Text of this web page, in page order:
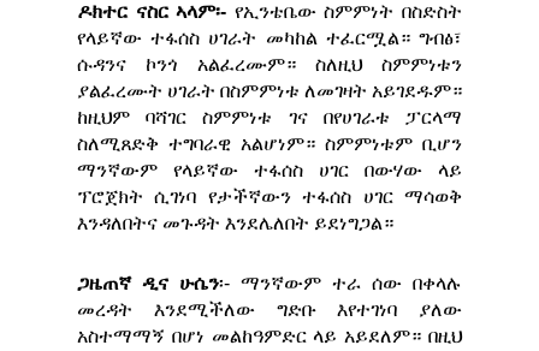
ዶክተር ናስር ኣላም፡- የኢንቴቤው ስምምነት በስድስት
የላይኛው ተፋሰስ ሀገራት መካከል ተፈርሟል። ግብፅ፣
ሱዳንና ኮንጎ አልፈረሙም። ስለዚህ ስምምነቱን
ያልፈረሙት ሀገራት በስምምነቱ ለመገዛት አይገደዱም።
ከዚህም ባሻገር ስምምነቱ ገና በየሀገራቱ ፓርላማ
ስለሚጸድቅ ተግባራዊ አልሆነም። ስምምነቱም ቢሆን
ማንኛውም የላይኛው ተፋሰስ ሀገር በውሃው ላይ
ፕሮጀክት ሲገነባ የታችኛውን ተፋሰስ ሀገር ማሳወቅ
እንዳለበትና መጉዳት እንደሌለበት ይደነግጋል።
ጋዜጠኛ ዲና ሁሴን፡- ማንኛውም ተራ ሰው በቀላሉ
መረዳት እንደሚችለው ግድቡ እየተገነባ ያለው
አስተማማኝ በሆነ መልከዓምድር ላይ አይደለም። በዚህ